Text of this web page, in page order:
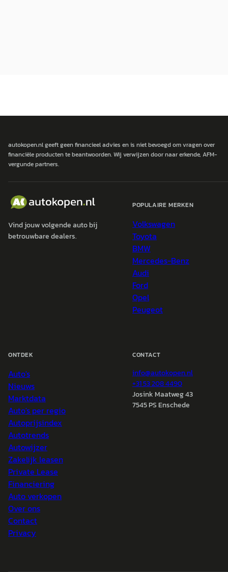
autokopen.nl geeft geen financieel advies en is niet bevoegd om vragen over
financiële producten te beantwoorden. Wij verwijzen door naar erkende, AFM-
vergunde partners.
Vind jouw volgende auto bij
betrouwbare dealers.
POPULAIRE MERKEN
Volkswagen
Toyota
BMW
Mercedes-Benz
Audi
Ford
Opel
Peugeot
ONTDEK
Auto's
Nieuws
Marktdata
Auto's per regio
Autoprijsindex
Autotrends
Autowijzer
Zakelijk leasen
Private Lease
Financiering
Auto verkopen
Over ons
Contact
Privacy
CONTACT
info@autokopen.nl
+31 53 208 4490
Josink Maatweg 43
7545 PS Enschede